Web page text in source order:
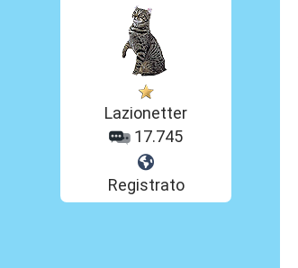
Lazionetter
17.745
Registrato